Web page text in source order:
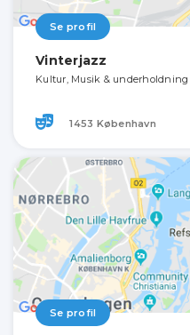
Se profil
Vinterjazz
Kultur, Musik & underholdning
1453 København
Se profil